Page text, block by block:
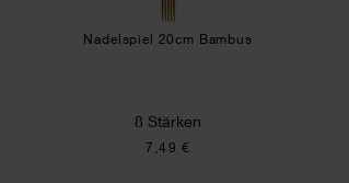
Nadelspiel 20cm Bambus
8 Stärken
7,49 €